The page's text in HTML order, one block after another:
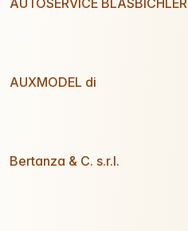
AUTOSERVICE BLASBICHLER
AUXMODEL di
Bertanza & C. s.r.l.